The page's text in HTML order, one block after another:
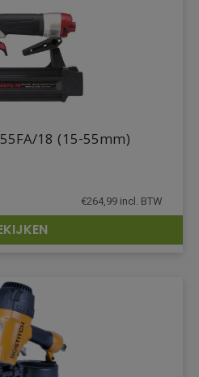
DETAILS
18 (15-55mm)
€264,99 incl. BTW